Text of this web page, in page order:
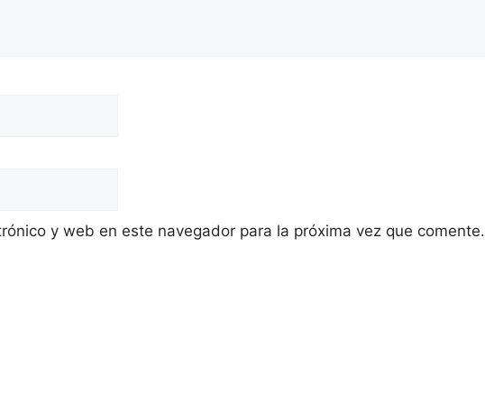
y web en este navegador para la próxima vez que comente.